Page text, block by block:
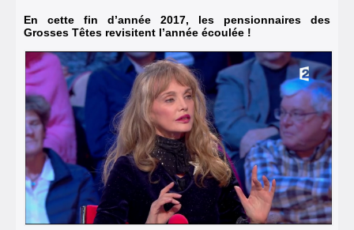
En cette fin d’année 2017, les pensionnaires des
Grosses Têtes revisitent l’année écoulée !